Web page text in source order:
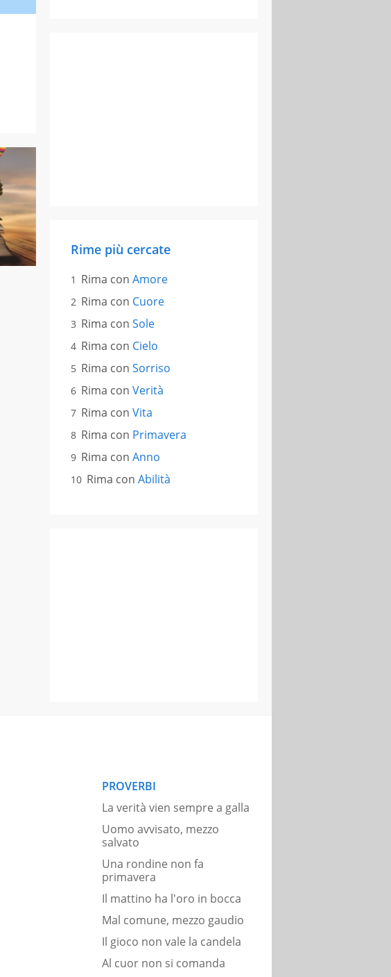
Rime più cercate
Rima con Amore
Rima con Cuore
Rima con Sole
Rima con Cielo
Rima con Sorriso
Rima con Verità
Rima con Vita
Rima con Primavera
Rima con Anno
Rima con Abilità
PROVERBI
La verità vien sempre a galla
Uomo avvisato, mezzo
salvato
Una rondine non fa
primavera
Il mattino ha l'oro in bocca
Mal comune, mezzo gaudio
Il gioco non vale la candela
Al cuor non si comanda